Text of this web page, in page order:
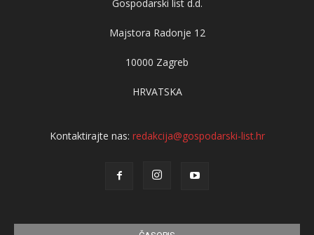
Gospodarski list d.d.
Majstora Radonje 12
10000 Zagreb
HRVATSKA
Kontaktirajte nas: redakcija@gospodarski-list.hr